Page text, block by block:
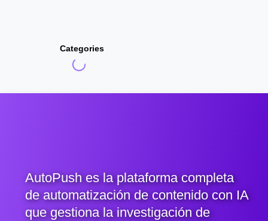
Categories
AutoPush es la plataforma completa
de automatización de contenido con IA
que gestiona la investigación de